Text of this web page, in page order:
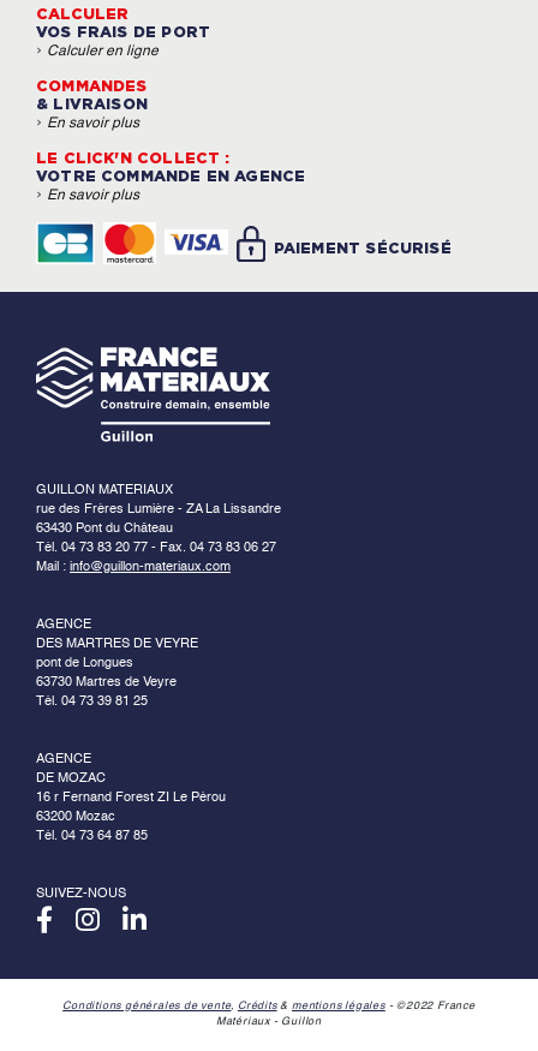
CALCULER
VOS FRAIS DE PORT
› Calculer en ligne
COMMANDES
& LIVRAISON
› En savoir plus
LE CLICK'N COLLECT :
VOTRE COMMANDE EN AGENCE
› En savoir plus
PAIEMENT SÉCURISÉ
GUILLON MATERIAUX
rue des Frères Lumière - ZA La Lissandre
63430 Pont du Château
Tél. 04 73 83 20 77 - Fax. 04 73 83 06 27
Mail : info@guillon-materiaux.com
AGENCE
DES MARTRES DE VEYRE
pont de Longues
63730 Martres de Veyre
Tél. 04 73 39 81 25
AGENCE
DE MOZAC
16 r Fernand Forest ZI Le Pérou
63200 Mozac
Tél. 04 73 64 87 85
SUIVEZ-NOUS
Conditions générales de vente, Crédits& mentions légales- ©2022 France
Matériaux - Guillon